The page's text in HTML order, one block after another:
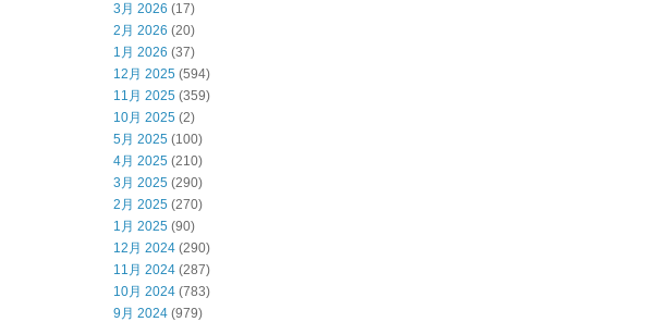
3月 2026 (17)
2月 2026 (20)
1月 2026 (37)
12月 2025 (594)
11月 2025 (359)
10月 2025 (2)
5月 2025 (100)
4月 2025 (210)
3月 2025 (290)
2月 2025 (270)
1月 2025 (90)
12月 2024 (290)
11月 2024 (287)
10月 2024 (783)
9月 2024 (979)